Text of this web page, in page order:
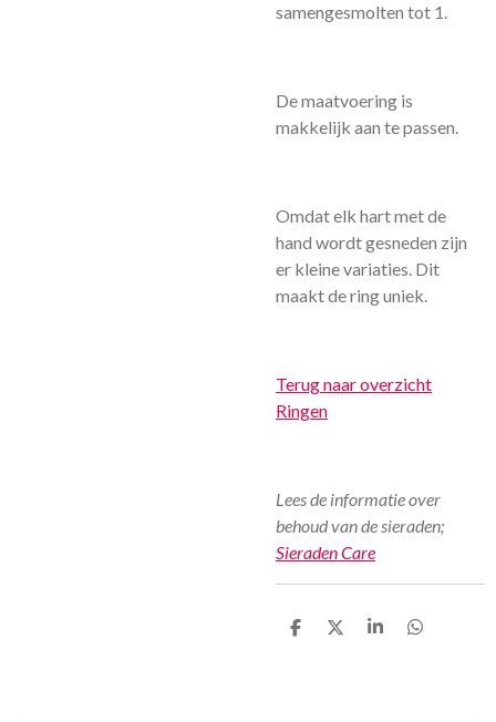
samengesmolten tot 1.
De maatvoering is
makkelijk aan te passen.
Omdat elk hart met de
hand wordt gesneden zijn
er kleine variaties. Dit
maakt de ring uniek.
Terug naar overzicht
Ringen
Lees de informatie over
behoud van de sieraden;
Sieraden Care
D
D
S
D